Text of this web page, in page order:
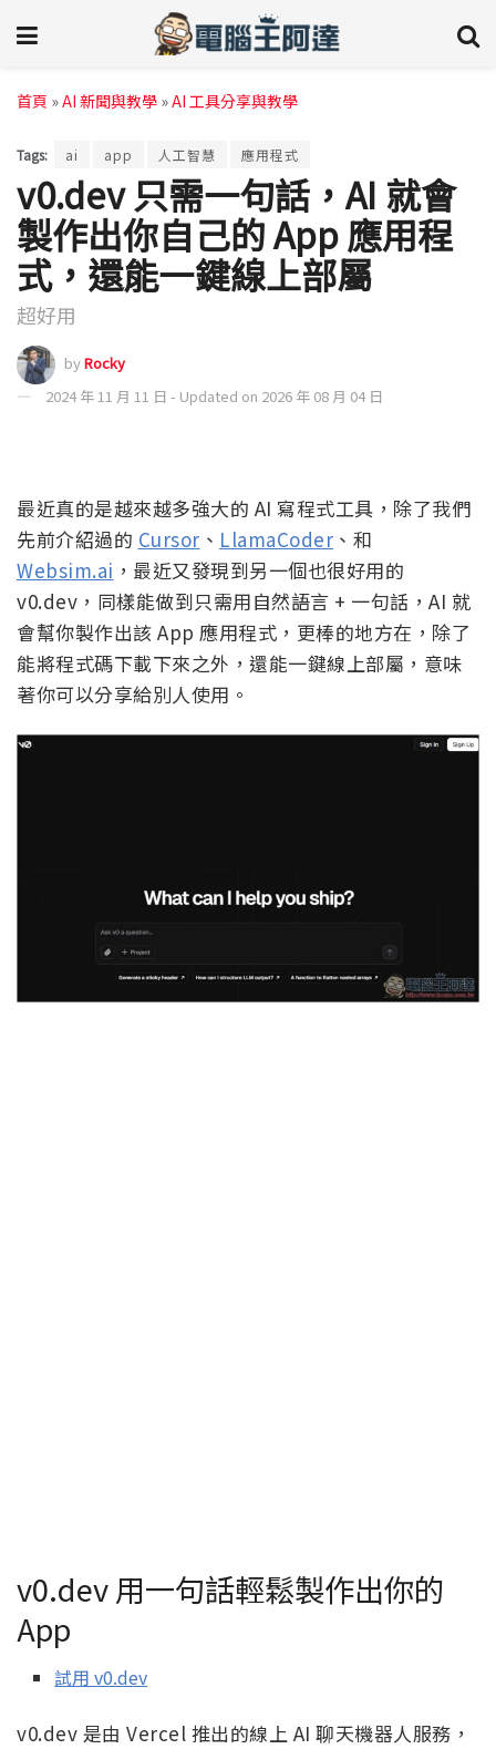
首頁 »AI 新聞與教學 »AI 工具分享與教學
Tags: ai app 人工智慧 應用程式
v0.dev 只需一句話，AI 就會
製作出你自己的 App 應用程
式，還能一鍵線上部屬
超好用
byRocky
2024 年 11 月 11 日 - Updated on 2026 年 08 月 04 日
最近真的是越來越多強大的 AI 寫程式工具，除了我們
先前介紹過的 Cursor 、 LlamaCoder 、和
Websim.ai ，最近又發現到另一個也很好用的
v0.dev，同樣能做到只需用自然語言 + 一句話，AI 就
會幫你製作出該 App 應用程式，更棒的地方在，除了
能將程式碼下載下來之外，還能一鍵線上部屬，意味
著你可以分享給別人使用。
v0.dev 用一句話輕鬆製作出你的
App
試用 v0.dev
v0.dev 是由 Vercel 推出的線上 AI 聊天機器人服務，